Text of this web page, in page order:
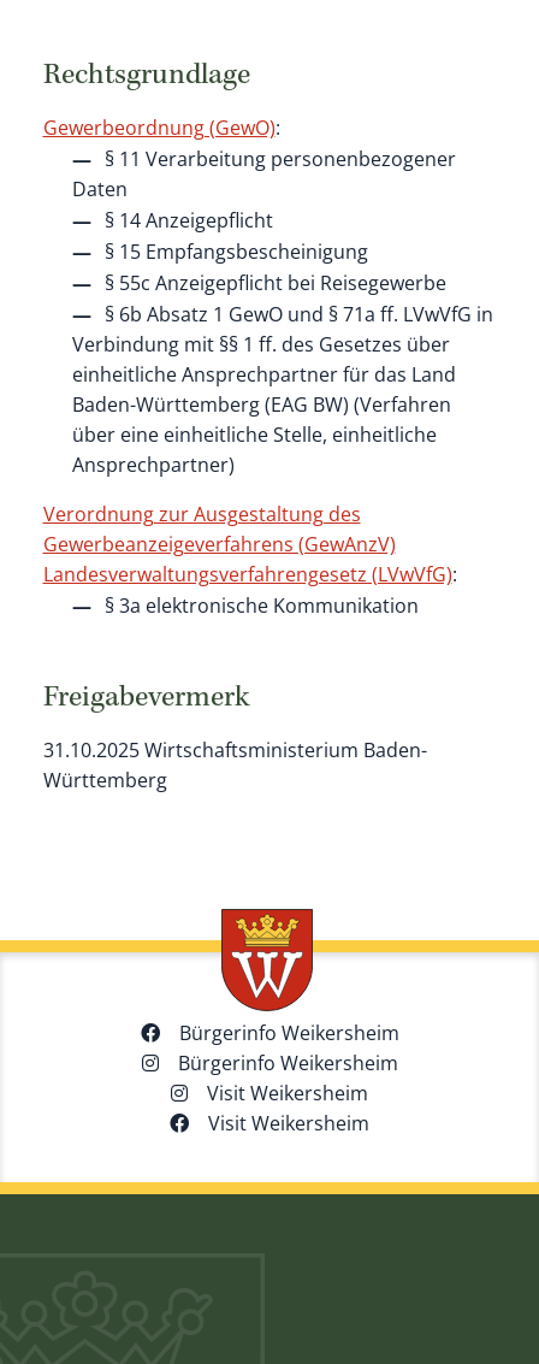
Rechtsgrundlage
Gewerbeordnung (GewO):
§ 11 Verarbeitung personenbezogener
Daten
§ 14 Anzeigepflicht
§ 15 Empfangsbescheinigung
§ 55c Anzeigepflicht bei Reisegewerbe
§ 6b Absatz 1 GewO und § 71a ff. LVwVfG in
Verbindung mit §§ 1 ff. des Gesetzes über
einheitliche Ansprechpartner für das Land
Baden-Württemberg (EAG BW) (Verfahren
über eine einheitliche Stelle, einheitliche
Ansprechpartner)
Verordnung zur Ausgestaltung des
Gewerbeanzeigeverfahrens (GewAnzV)
Landesverwaltungsverfahrengesetz (LVwVfG):
§ 3a elektronische Kommunikation
Freigabevermerk
31.10.2025 Wirtschaftsministerium Baden-
Württemberg
Bürgerinfo Weikersheim
Bürgerinfo Weikersheim
Visit Weikersheim
Visit Weikersheim